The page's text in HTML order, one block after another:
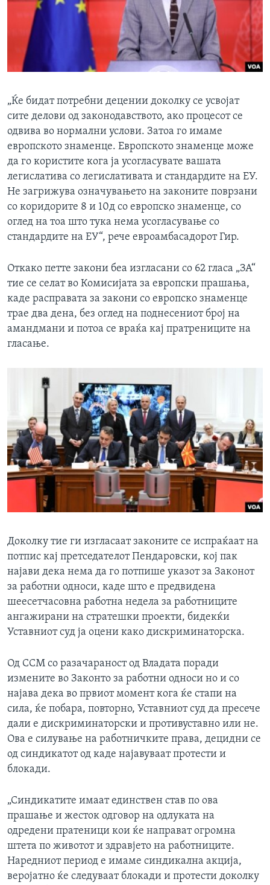
„Ќе бидат потребни децении доколку се усвојат
сите делови од законодавството, ако процесот се
одвива во нормални услови. Затоа го имаме
европското знаменце. Европското знаменце може
да го користите кога ја усогласувате вашата
легислатива со легислативата и стандардите на ЕУ.
Не загрижува означувањето на законите поврзани
со коридорите 8 и 10д со европско знаменце, со
оглед на тоа што тука нема усогласување со
стандардите на ЕУ“, рече евроамбасадорот Гир.
Откако петте закони беа изгласани со 62 гласа „ЗА“
тие се селат во Комисијата за европски прашања,
каде расправата за закони со европско знаменце
трае два дена, без оглед на поднесениот број на
амандмани и потоа се враќа кај пратрениците на
гласање.
Доколку тие ги изгласаат законите се испраќаат на
потпис кај претседателот Пендаровски, кој пак
најави дека нема да го потпише указот за Законот
за работни односи, каде што е предвидена
шеесетчасовна работна недела за работниците
ангажирани на стратешки проекти, бидекќи
Уставниот суд ја оцени како дискриминаторска.
Од ССМ со разачараност од Владата поради
измените во Законто за работни односи но и со
најава дека во првиот момент кога ќе стапи на
сила, ќе побара, повторно, Уставниот суд да пресече
дали е дискриминаторски и противуставно или не.
Ова е силување на работничките права, децидни се
од синдикатот од каде најавуваат протести и
блокади.
„Синдикатите имаат единствен став по ова
прашање и жесток одговор на одлуката на
одредени пратеници кои ќе направат огромна
штета по животот и здравјето на работниците.
Наредниот период е имаме синдикална акција,
веројатно ќе следуваат блокади и протести доколку